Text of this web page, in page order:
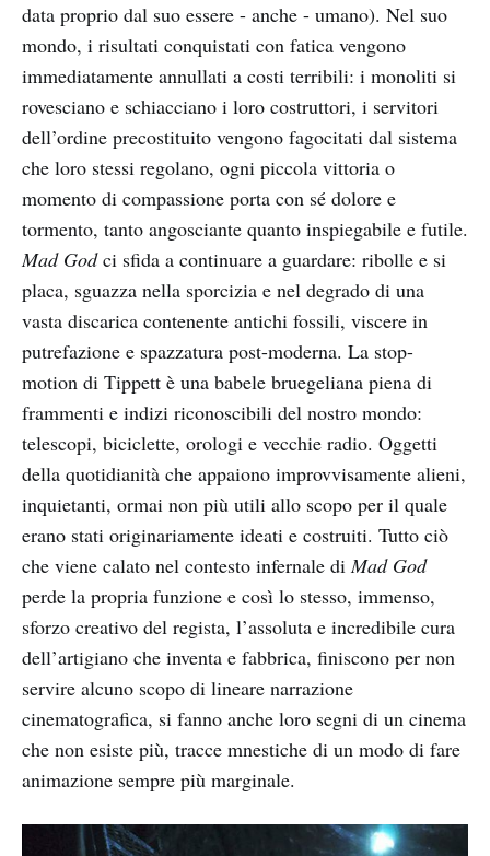
data proprio dal suo essere - anche - umano). Nel suo
mondo, i risultati conquistati con fatica vengono
immediatamente annullati a costi terribili: i monoliti si
rovesciano e schiacciano i loro costruttori, i servitori
dell’ordine precostituito vengono fagocitati dal sistema
che loro stessi regolano, ogni piccola vittoria o
momento di compassione porta con sé dolore e
tormento, tanto angosciante quanto inspiegabile e futile.
Mad Godci sfida a continuare a guardare: ribolle e si
placa, sguazza nella sporcizia e nel degrado di una
vasta discarica contenente antichi fossili, viscere in
putrefazione e spazzatura post-moderna. La stop-
motion di Tippett è una babele bruegeliana piena di
frammenti e indizi riconoscibili del nostro mondo:
telescopi, biciclette, orologi e vecchie radio. Oggetti
della quotidianità che appaiono improvvisamente alieni,
inquietanti, ormai non più utili allo scopo per il quale
erano stati originariamente ideati e costruiti. Tutto ciò
che viene calato nel contesto infernale diMad God
perde la propria funzione e così lo stesso, immenso,
sforzo creativo del regista, l’assoluta e incredibile cura
dell’artigiano che inventa e fabbrica, finiscono per non
servire alcuno scopo di lineare narrazione
cinematografica, si fanno anche loro segni di un cinema
che non esiste più, tracce mnestiche di un modo di fare
animazione sempre più marginale.